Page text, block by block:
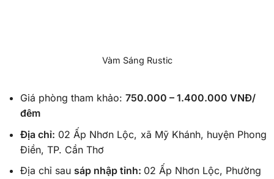
Vàm Sáng Rustic
Giá phòng tham khảo: 750.000 – 1.400.000 VNĐ/
đêm
Địa chỉ: 02 Ấp Nhơn Lộc, xã Mỹ Khánh, huyện Phong
Điền, TP. Cần Thơ
Địa chỉ sau sáp nhập tỉnh: 02 Ấp Nhơn Lộc, Phường